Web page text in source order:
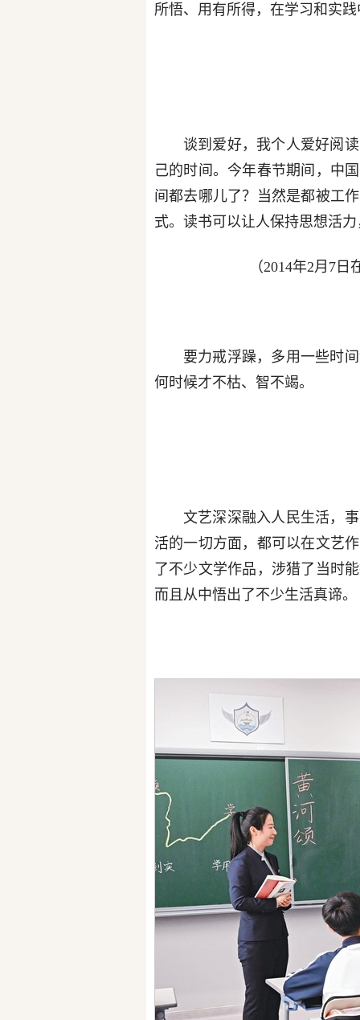
所悟、用有所得，在学习和实
谈到爱好，我个人爱好阅
己的时间。今年春节期间，中
间都去哪儿了？当然是都被工
式。读书可以让人保持思想活
（2014年2月7
要力戒浮躁，多用一些时
何时候才不枯、智不竭。
文艺深深融入人民生活，
活的一切方面，都可以在文艺
了不少文学作品，涉猎了当时
而且从中悟出了不少生活真谛。